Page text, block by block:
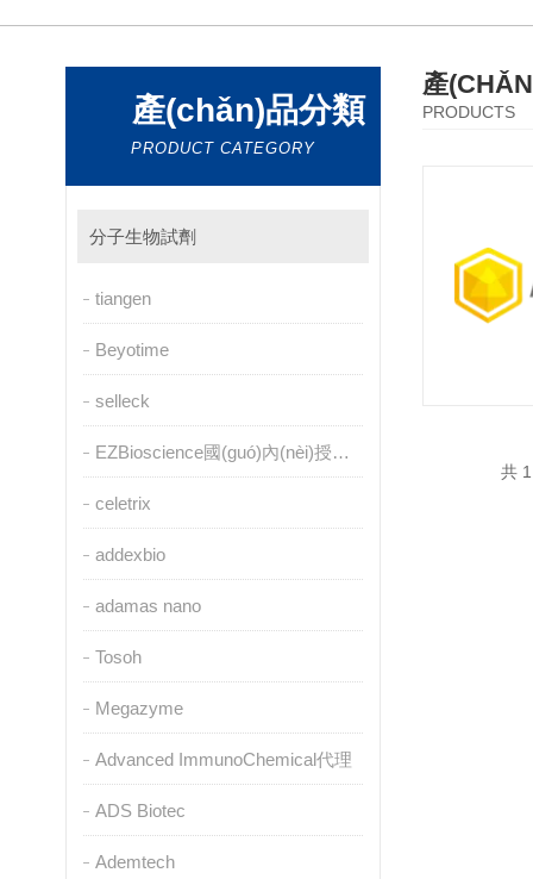
產(chǎn)品分類
PRODUCT CATEGORY
分子生物試劑
tiangen
Beyotime
selleck
EZBioscience國(guó)內(nèi)授權(quán)代理
celetrix
addexbio
adamas nano
Tosoh
Megazyme
Advanced ImmunoChemical代理
ADS Biotec
Ademtech
產
PRODUCTS
共